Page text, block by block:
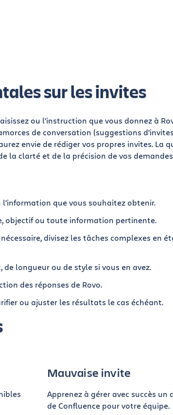
sur les invites
ou l'instruction que vous donnez à
de conversation (suggestions
envie de rédiger vos propres invites. La
la clarté et de la précision de vos
l'information que vous souhaitez obtenir.
objectif ou toute information pertinente.
divisez les tâches complexes en
longueur ou de style si vous en avez.
des réponses de Rovo.
ou ajuster les résultats le cas échéant.
Mauvaise invite
Apprenez à gérer avec succès un
de Confluence pour votre équipe.